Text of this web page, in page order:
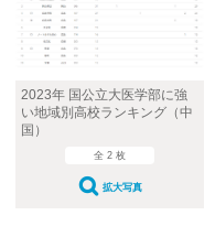
2023年 国公立大医学部に強
い地域別高校ランキング（中
国）
全 2 枚
拡大写真